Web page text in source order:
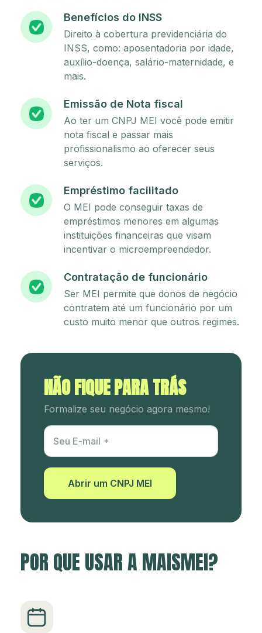
Benefícios do INSS
Direito à cobertura previdenciária do
INSS, como: aposentadoria por idade,
auxílio-doença, salário-maternidade, e
mais.
Emissão de Nota fiscal
Ao ter um CNPJ MEI você pode emitir
nota fiscal e passar mais
profissionalismo ao oferecer seus
serviços.
Empréstimo facilitado
O MEI pode conseguir taxas de
empréstimos menores em algumas
instituições financeiras que visam
incentivar o microempreendedor.
Contratação de funcionário
Ser MEI permite que donos de negócio
contratem até um funcionário por um
custo muito menor que outros regimes.
NÃO FIQUE PARA TRÁS
Formalize seu negócio agora mesmo!
Utm Content
Seu E-mail
Abrir um CNPJ MEI
POR QUE USAR A MAISMEI?